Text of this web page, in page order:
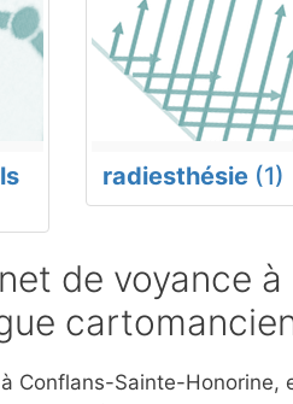
radiesthésie (1)
de voyance
Conflans-Sainte-Honorine,